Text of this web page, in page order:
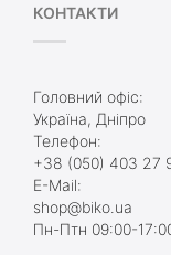
КОНТАКТИ
Головний офіс:
Україна, Дніпро
Телефон:
+38 (050) 403 27
E-Mail:
shop@biko.ua
Пн-Птн 09:00-